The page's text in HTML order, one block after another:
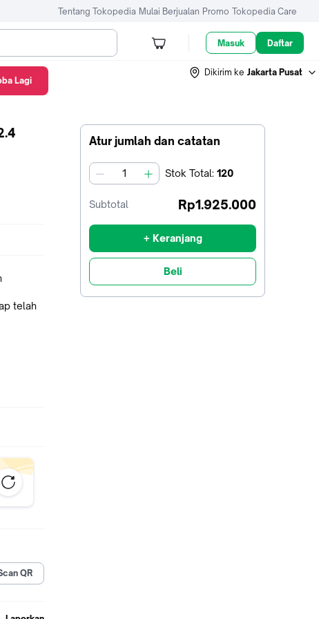
Tentang Tokopedia Mulai Berjualan Promo Tokopedia Care
Masuk Daftar
Dikirim ke Jakarta Pusat
Atur jumlah dan catatan
jumlah Stok Total: 120
Subtotal Rp1.925.000
+ Keranjang
Beli
telah
part
baik
part
QR
Lagi